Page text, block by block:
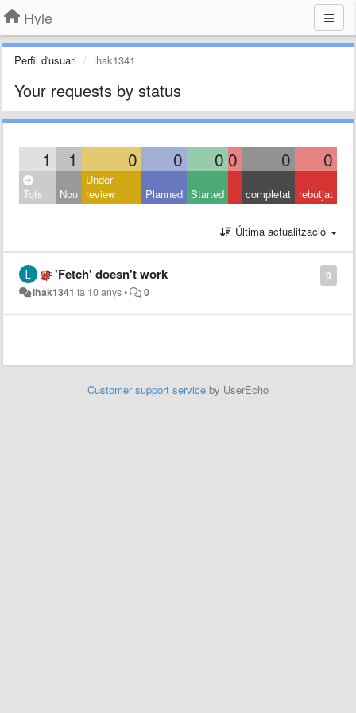
Hyle
Perfil d'usuari lhak1341
Your requests by status
1 1 0 0 0 0 0 0
Tots Nou
Under
review
Planned Started completat rebutjat
Última actualització
0
'Fetch' doesn't work
lhak1341 fa 10 anys• 0
Customer support service by UserEcho